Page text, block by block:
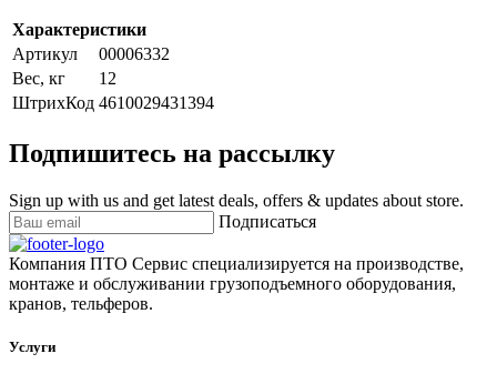
Характеристики
Артикул
00006332
Вес, кг
12
ШтрихКод 4610029431394
Подпишитесь на рассылку
Sign up with us and get latest deals, offers & updates about store.
Подписаться
Компания ПТО Сервис специализируется на производстве,
монтаже и обслуживании грузоподъемного оборудования,
кранов, тельферов.
Услуги